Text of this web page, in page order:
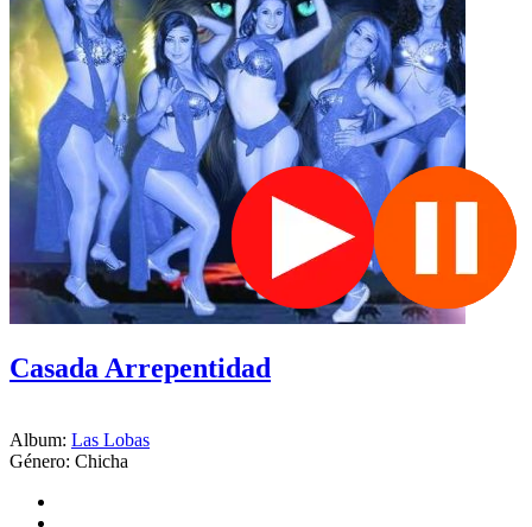
Casada Arrepentidad
Album: Las Lobas
Género: Chicha